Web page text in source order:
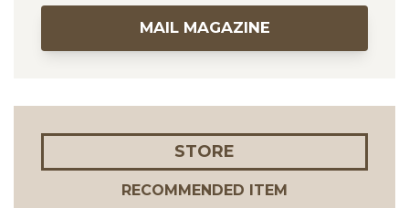
MAIL MAGAZINE
STORE
RECOMMENDED ITEM